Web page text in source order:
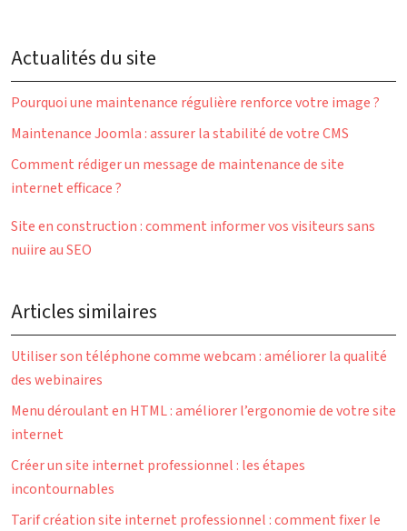
Actualités du site
Pourquoi une maintenance régulière renforce votre image ?
Maintenance Joomla : assurer la stabilité de votre CMS
Comment rédiger un message de maintenance de site
internet efficace ?
Site en construction : comment informer vos visiteurs sans
nuiire au SEO
Articles similaires
Utiliser son téléphone comme webcam : améliorer la qualité
des webinaires
Menu déroulant en HTML : améliorer l’ergonomie de votre site
internet
Créer un site internet professionnel : les étapes
incontournables
Tarif création site internet professionnel : comment fixer le